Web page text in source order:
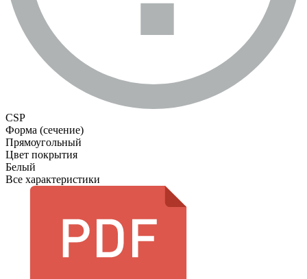
CSP
Форма (сечение)
Прямоугольный
Цвет покрытия
Белый
Все характеристики